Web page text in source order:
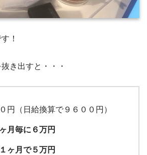
！
き出すと・・・
円（日給換算で９６００円）
月毎に６万円
ヶ月で５万円